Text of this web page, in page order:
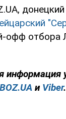
донецкий
офф отбора
информация
и Viber